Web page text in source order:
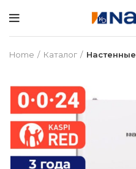
Home Каталог Настенные